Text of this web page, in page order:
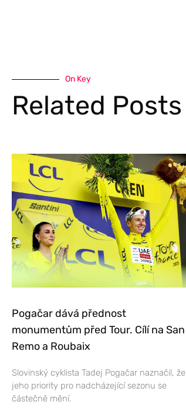
On Key
Related Posts
Pogačar dává přednost
monumentům před Tour. Cílí na San
Remo a Roubaix
Slovinský cyklista Tadej Pogačar naznačil, že
jeho priority pro nadcházející sezonu se
částečně mění.